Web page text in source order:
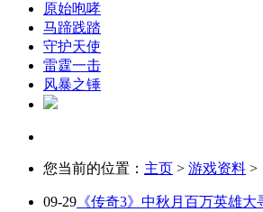
原始咆哮
马蹄践踏
守护天使
雷霆一击
风暴之锤
您当前的位置： 主页 > 游戏资料 >
09-29 《传奇3》中秋月百万英雄大